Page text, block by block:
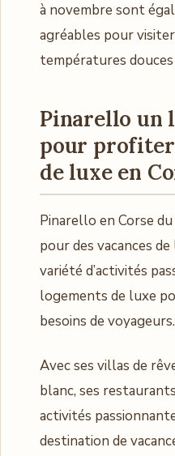
à novembre sont
agréables pour
températures
Pinarello un
pour profiter
de luxe en
Pinarello en Corse
pour des vacances
variété d’activités
logements de luxe
besoins de voyageurs.
Avec ses villas de
blanc, ses
activités
destination de